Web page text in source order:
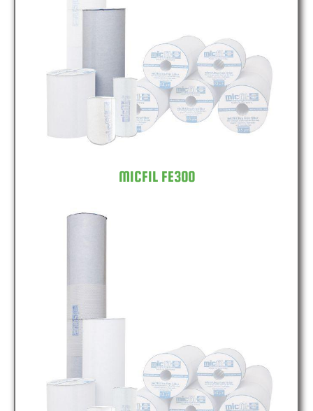
MICFIL FE300
MICFIL FE300
MICFIL FE600